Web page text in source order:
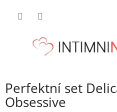
Perfektní set
Obsessive